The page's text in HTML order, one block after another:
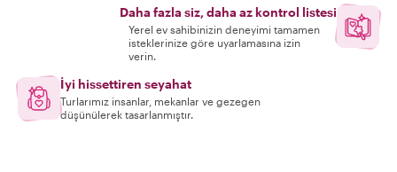
Daha fazla siz, daha az kontrol listesi
Yerel ev sahibinizin deneyimi tamamen
isteklerinize göre uyarlamasına izin
verin.
İyi hissettiren seyahat
Turlarımız insanlar, mekanlar ve gezegen
düşünülerek tasarlanmıştır.